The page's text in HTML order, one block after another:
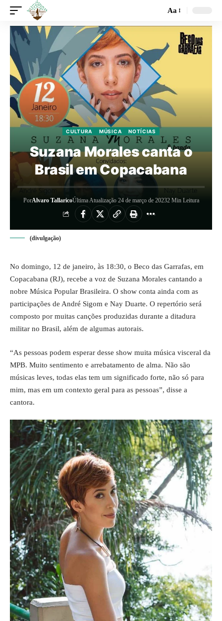
Aa
CULTURA MÚSICA NOTÍCIAS
Suzana Morales canta o
Brasil em Copacabana
PorAlvaro TallaricoÚltima Atualização 24 de março de 20232 Min Leitura
(divulgação)
No domingo, 12 de janeiro, às 18:30, o Beco das Garrafas, em
Copacabana (RJ), recebe a voz de Suzana Morales cantando a
nobre Música Popular Brasileira. O show conta ainda com as
participações de André Sigom e Nay Duarte. O repertório será
composto por muitas canções produzidas durante a ditadura
militar no Brasil, além de algumas autorais.
“As pessoas podem esperar desse show muita música visceral da
MPB. Muito sentimento e arrebatamento de alma. Não são
músicas leves, todas elas tem um significado forte, não só para
mim, mas em um contexto geral para as pessoas”, disse a
cantora.